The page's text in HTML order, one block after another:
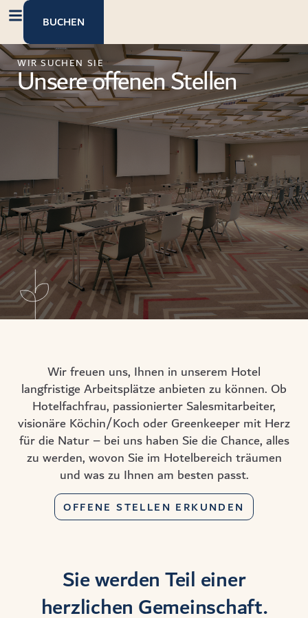
springenBUCHEN
WIR SUCHEN SIE
Unsere offenen Stellen
Wir freuen uns, Ihnen in unserem Hotel
langfristige Arbeitsplätze anbieten zu können. Ob
Hotelfachfrau, passionierter Salesmitarbeiter,
visionäre Köchin/Koch oder Greenkeeper mit Herz
für die Natur – bei uns haben Sie die Chance, alles
zu werden, wovon Sie im Hotelbereich träumen
und was zu Ihnen am besten passt.
OFFENE STELLEN ERKUNDEN
Sie werden Teil einer
herzlichen Gemeinschaft.